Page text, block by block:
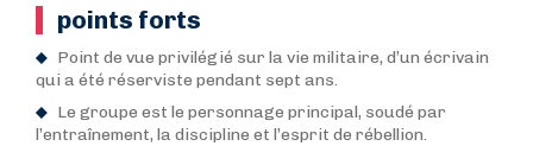
points forts
Point de vue privilégié sur la vie militaire, d’un écrivain
qui a été réserviste pendant sept ans.
Le groupe est le personnage principal, soudé par
l’entraînement, la discipline et l’esprit de rébellion.